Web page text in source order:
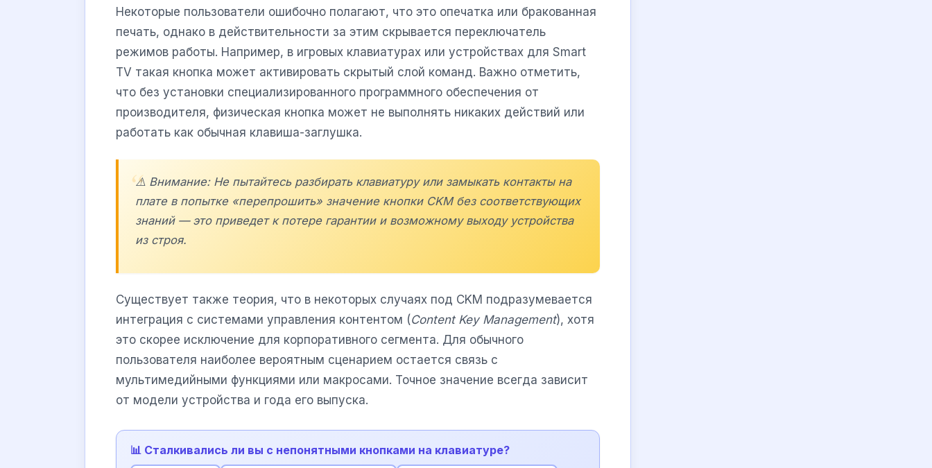
Некоторые пользователи ошибочно полагают, что это опечатка или бракованная
печать, однако в действительности за этим скрывается переключатель
режимов работы. Например, в игровых клавиатурах или устройствах для Smart
TV такая кнопка может активировать скрытый слой команд. Важно отметить,
что без установки специализированного программного обеспечения от
производителя, физическая кнопка может не выполнять никаких действий или
работать как обычная клавиша-заглушка.
⚠️ Внимание: Не пытайтесь разбирать клавиатуру или замыкать контакты на
плате в попытке «перепрошить» значение кнопки CKM без соответствующих
знаний — это приведет к потере гарантии и возможному выходу устройства
из строя.
Существует также теория, что в некоторых случаях под CKM подразумевается
интеграция с системами управления контентом (Content Key Management), хотя
это скорее исключение для корпоративного сегмента. Для обычного
пользователя наиболее вероятным сценарием остается связь с
мультимедийными функциями или макросами. Точное значение всегда зависит
от модели устройства и года его выпуска.
📊 Сталкивались ли вы с непонятными кнопками на клавиатуре?